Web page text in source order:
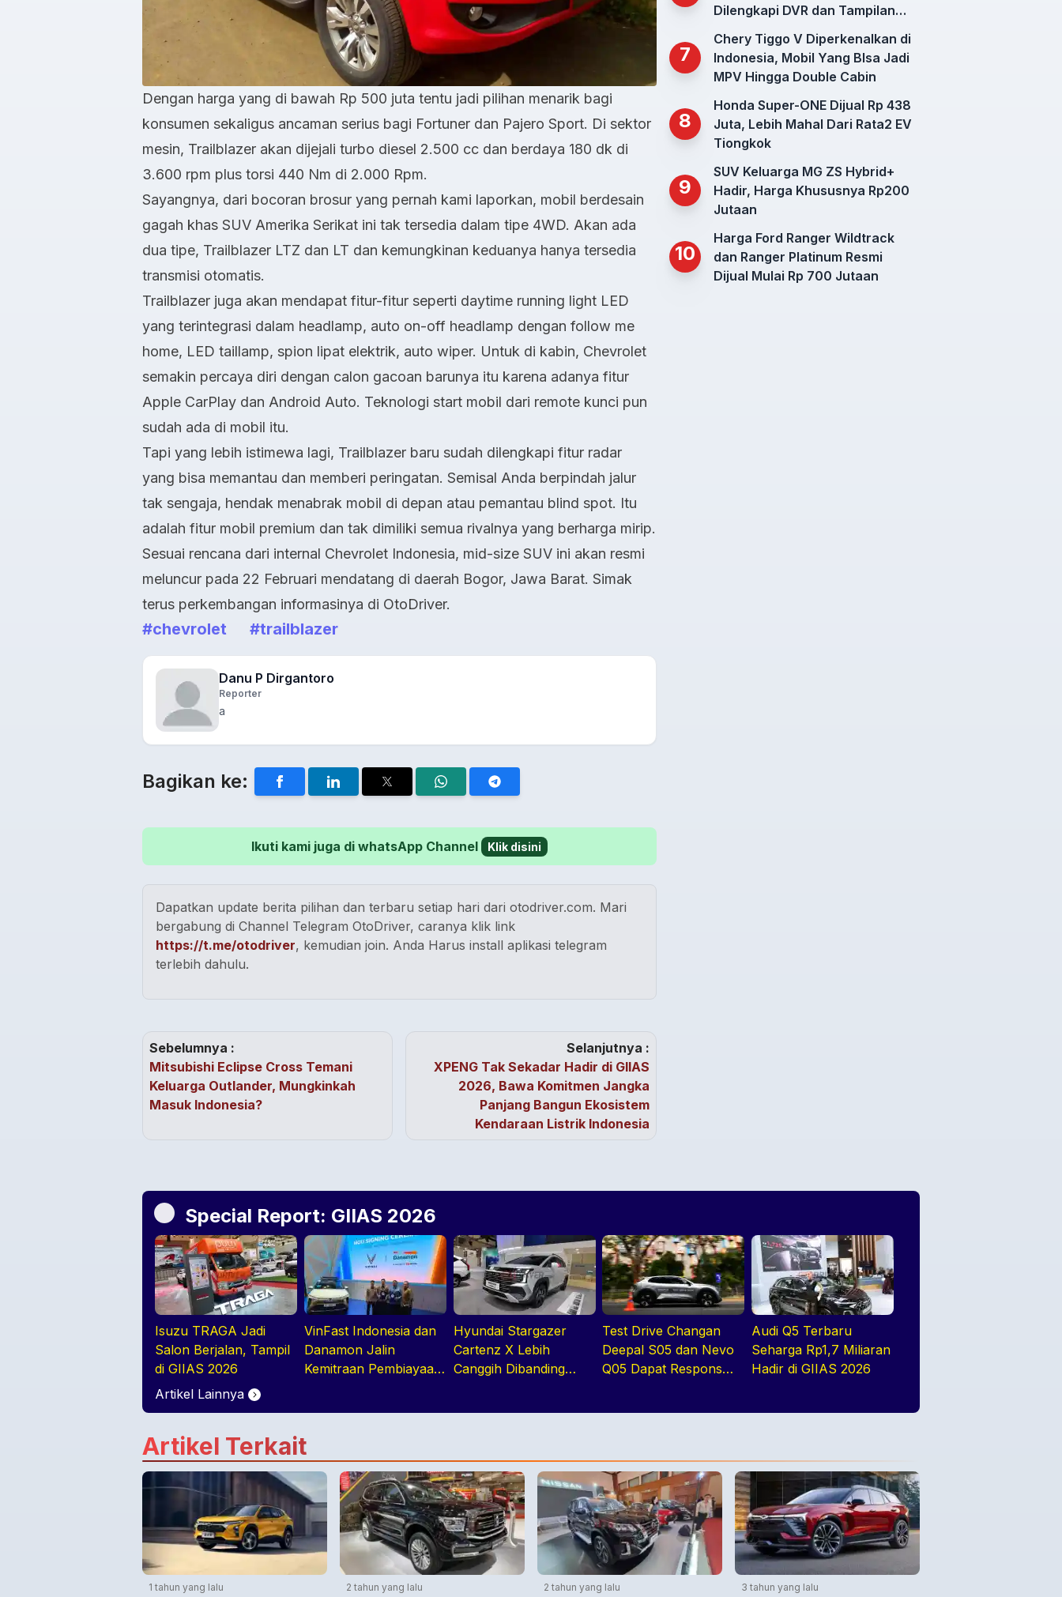
Dengan harga yang di bawah Rp 500 juta tentu jadi pilihan menarik bagi
konsumen sekaligus ancaman serius bagi Fortuner dan Pajero Sport. Di sektor
mesin, Trailblazer akan dijejali turbo diesel 2.500 cc dan berdaya 180 dk di
3.600 rpm plus torsi 440 Nm di 2.000 Rpm.
Sayangnya, dari bocoran brosur yang pernah kami laporkan, mobil berdesain
gagah khas SUV Amerika Serikat ini tak tersedia dalam tipe 4WD. Akan ada
dua tipe, Trailblazer LTZ dan LT dan kemungkinan keduanya hanya tersedia
transmisi otomatis.
Trailblazer juga akan mendapat fitur-fitur seperti daytime running light LED
yang terintegrasi dalam headlamp, auto on-off headlamp dengan follow me
home, LED taillamp, spion lipat elektrik, auto wiper. Untuk di kabin, Chevrolet
semakin percaya diri dengan calon gacoan barunya itu karena adanya fitur
Apple CarPlay dan Android Auto. Teknologi start mobil dari remote kunci pun
sudah ada di mobil itu.
Tapi yang lebih istimewa lagi, Trailblazer baru sudah dilengkapi fitur radar
yang bisa memantau dan memberi peringatan. Semisal Anda berpindah jalur
tak sengaja, hendak menabrak mobil di depan atau pemantau blind spot. Itu
adalah fitur mobil premium dan tak dimiliki semua rivalnya yang berharga mirip.
Sesuai rencana dari internal Chevrolet Indonesia, mid-size SUV ini akan resmi
meluncur pada 22 Februari mendatang di daerah Bogor, Jawa Barat. Simak
terus perkembangan informasinya di OtoDriver.
#chevrolet #trailblazer
Danu P Dirgantoro
Reporter
a
Bagikan ke:
Ikuti kami juga di whatsApp Channel Klik disini
Dapatkan update berita pilihan dan terbaru setiap hari dari otodriver.com. Mari
bergabung di Channel Telegram OtoDriver, caranya klik link
https://t.me/otodriver, kemudian join. Anda Harus install aplikasi telegram
terlebih dahulu.
Sebelumnya :
Mitsubishi Eclipse Cross Temani
Keluarga Outlander, Mungkinkah
Masuk Indonesia?
Selanjutnya :
XPENG Tak Sekadar Hadir di GIIAS
2026, Bawa Komitmen Jangka
Panjang Bangun Ekosistem
Kendaraan Listrik Indonesia
Dilengkapi DVR dan Tampilan
7
Chery Tiggo V Diperkenalkan di
Indonesia, Mobil Yang BIsa Jadi
MPV Hingga Double Cabin
8
Honda Super-ONE Dijual Rp 438
Juta, Lebih Mahal Dari Rata2 EV
Tiongkok
9
SUV Keluarga MG ZS Hybrid+
Hadir, Harga Khususnya Rp200
Jutaan
10
Harga Ford Ranger Wildtrack
dan Ranger Platinum Resmi
Dijual Mulai Rp 700 Jutaan
Special Report: GIIAS 2026
Isuzu TRAGA Jadi
Salon Berjalan, Tampil
di GIIAS 2026
VinFast Indonesia dan
Danamon Jalin
Kemitraan Pembiayaan
Hyundai Stargazer
Cartenz X Lebih
Canggih Dibanding
Test Drive Changan
Deepal S05 dan Nevo
Q05 Dapat Respons
Audi Q5 Terbaru
Seharga Rp1,7 Miliaran
Hadir di GIIAS 2026
Artikel Lainnya
Artikel Terkait
1 tahun yang lalu 2 tahun yang lalu 2 tahun yang lalu 3 tahun yang lalu